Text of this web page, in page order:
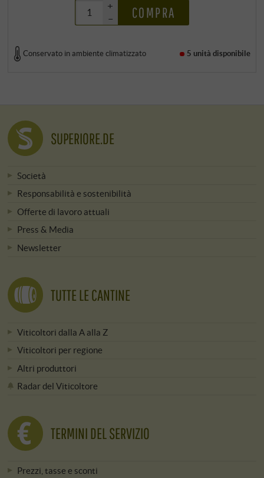
+
–
COMPRA
Conservato in ambiente climatizzato 5 unità disponibile
SUPERIORE.DE
Società
Responsabilità e sostenibilità
Offerte di lavoro attuali
Press & Media
Newsletter
TUTTE LE CANTINE
Viticoltori dalla A alla Z
Viticoltori per regione
Altri produttori
Radar del Viticoltore
TERMINI DEL SERVIZIO
Prezzi, tasse e sconti